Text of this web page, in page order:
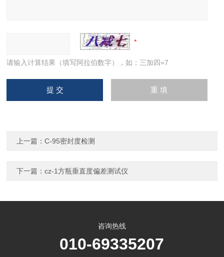
请输入计算结果（填写阿拉伯数字），如：三加四=7
上一篇：C-95密封度检测
下一篇：cz-1方瓶垂直度偏差测试仪
咨询热线
010-69335207